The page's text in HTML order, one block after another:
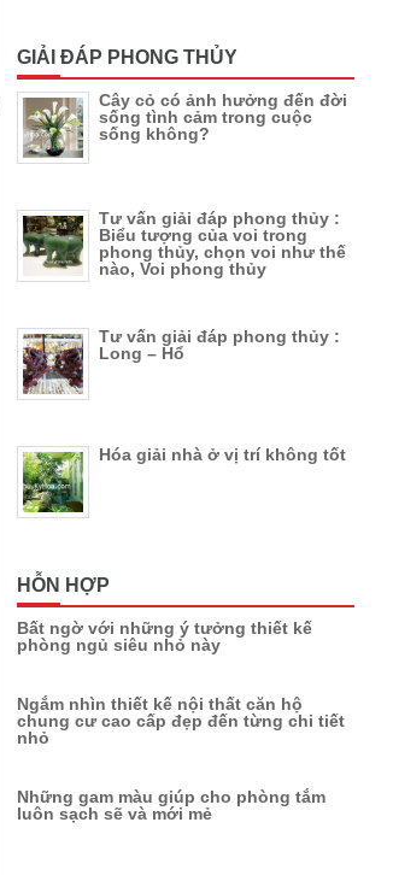
GIẢI ĐÁP PHONG THỦY
Cây cỏ có ảnh hưởng đến đời
sống tình cảm trong cuộc
sống không?
Tư vấn giải đáp phong thủy :
Biểu tượng của voi trong
phong thủy, chọn voi như thế
nào, Voi phong thủy
Tư vấn giải đáp phong thủy :
Long – Hổ
Hóa giải nhà ở vị trí không tốt
HỖN HỢP
Bất ngờ với những ý tưởng thiết kế
phòng ngủ siêu nhỏ này
Ngắm nhìn thiết kế nội thất căn hộ
chung cư cao cấp đẹp đến từng chi tiết
nhỏ
Những gam màu giúp cho phòng tắm
luôn sạch sẽ và mới mẻ